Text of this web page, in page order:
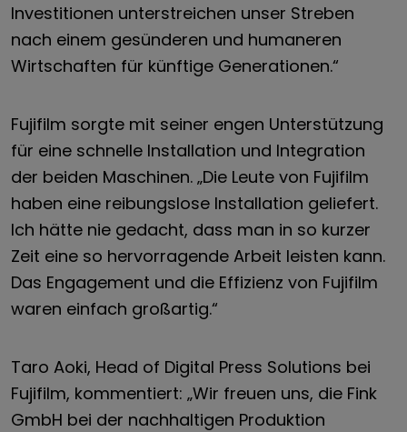
Investitionen unterstreichen unser Streben
nach einem gesünderen und humaneren
Wirtschaften für künftige Generationen.“
Fujifilm sorgte mit seiner engen Unterstützung
für eine schnelle Installation und Integration
der beiden Maschinen. „Die Leute von Fujifilm
haben eine reibungslose Installation geliefert.
Ich hätte nie gedacht, dass man in so kurzer
Zeit eine so hervorragende Arbeit leisten kann.
Das Engagement und die Effizienz von Fujifilm
waren einfach großartig.“
Taro Aoki, Head of Digital Press Solutions bei
Fujifilm, kommentiert: „Wir freuen uns, die Fink
GmbH bei der nachhaltigen Produktion